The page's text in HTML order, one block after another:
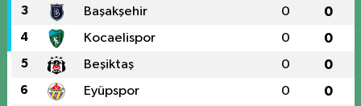
3 Başakşehir 0 0
4 Kocaelispor 0 0
5 Beşiktaş 0 0
6 Eyüpspor 0 0